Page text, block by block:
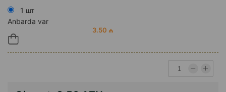
1 шт
Anbarda var
3.50 ₼